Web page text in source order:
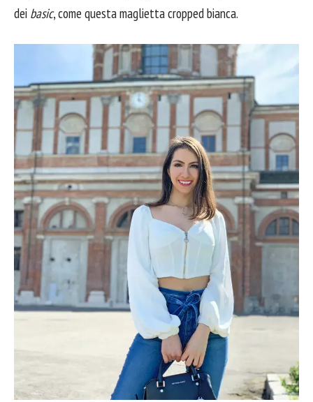
dei basic, come questa maglietta cropped bianca.